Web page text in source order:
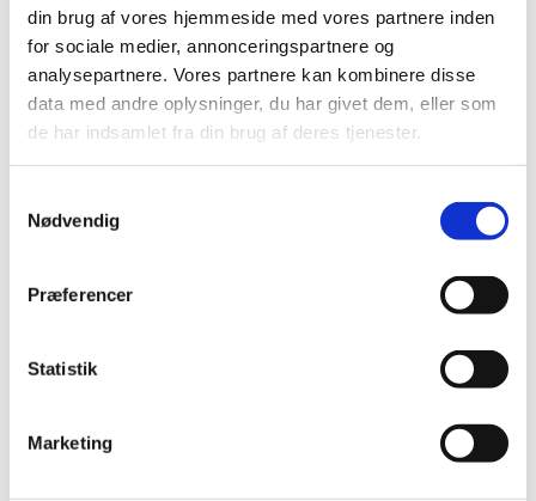
din brug af vores hjemmeside med vores partnere inden
for sociale medier, annonceringspartnere og
analysepartnere. Vores partnere kan kombinere disse
data med andre oplysninger, du har givet dem, eller som
de har indsamlet fra din brug af deres tjenester.
Nødvendig
Præferencer
Statistik
Marketing
ICDs and IPGs with Merlin@home RF Remote
Monitoring Transmitter Model EX1150
|28. januar 2016|
Alle (395)
2019 (1)
april (1)